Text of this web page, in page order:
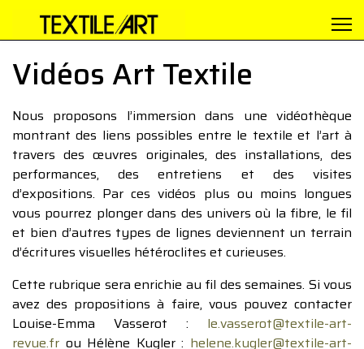
Vidéos Art Textile
Nous proposons l’immersion dans une vidéothèque
montrant des liens possibles entre le textile et l’art à
travers des œuvres originales, des installations, des
performances, des entretiens et des visites
d’expositions. Par ces vidéos plus ou moins longues
vous pourrez plonger dans des univers où la fibre, le fil
et bien d’autres types de lignes deviennent un terrain
d’écritures visuelles hétéroclites et curieuses.
Cette rubrique sera enrichie au fil des semaines. Si vous
avez des propositions à faire, vous pouvez contacter
Louise-Emma Vasserot : le.vasserot@textile-art-
revue.fr ou Hélène Kugler : helene.kugler@textile-art-